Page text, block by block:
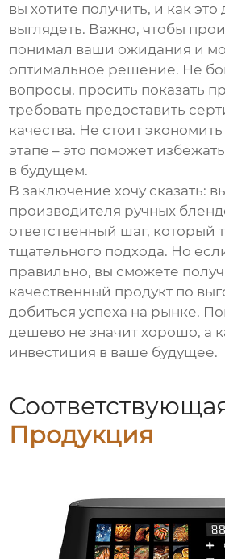
вы хотите получить, и как
выглядеть. Важно, чтобы
понимал ваши ожидания и
оптимальное решение. Не
вопросы, просить показать
требовать предоставить
качества. Не стоит
этапе – это поможет
в будущем.
В заключение хочу сказать:
производителя ручных
ответственный шаг, который
тщательного подхода. Но
правильно, вы сможете
качественный продукт по
добиться успеха на рынке.
дешево не значит хорошо, а
инвестиция в ваше будущее.
Продукция